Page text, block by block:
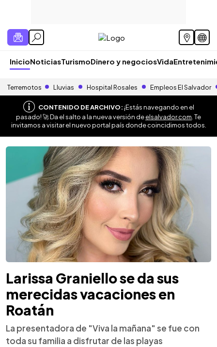
InicioNoticiasTurismoDinero y negociosVida
Terremotos Lluvias Hospital Rosales Empleos El Salvador
CONTENIDO DE ARCHIVO:¡Estás navegando en el
pasado! 🚀 Da el salto a la nueva versión deelsalvador.com . Te
invitamos a visitar el nuevo portal país donde coincidimos todos.
Larissa Graniello se da sus
merecidas vacaciones en
Roatán
La presentadora de "Viva la mañana" se fue con
toda su familia a disfrutar de las playas